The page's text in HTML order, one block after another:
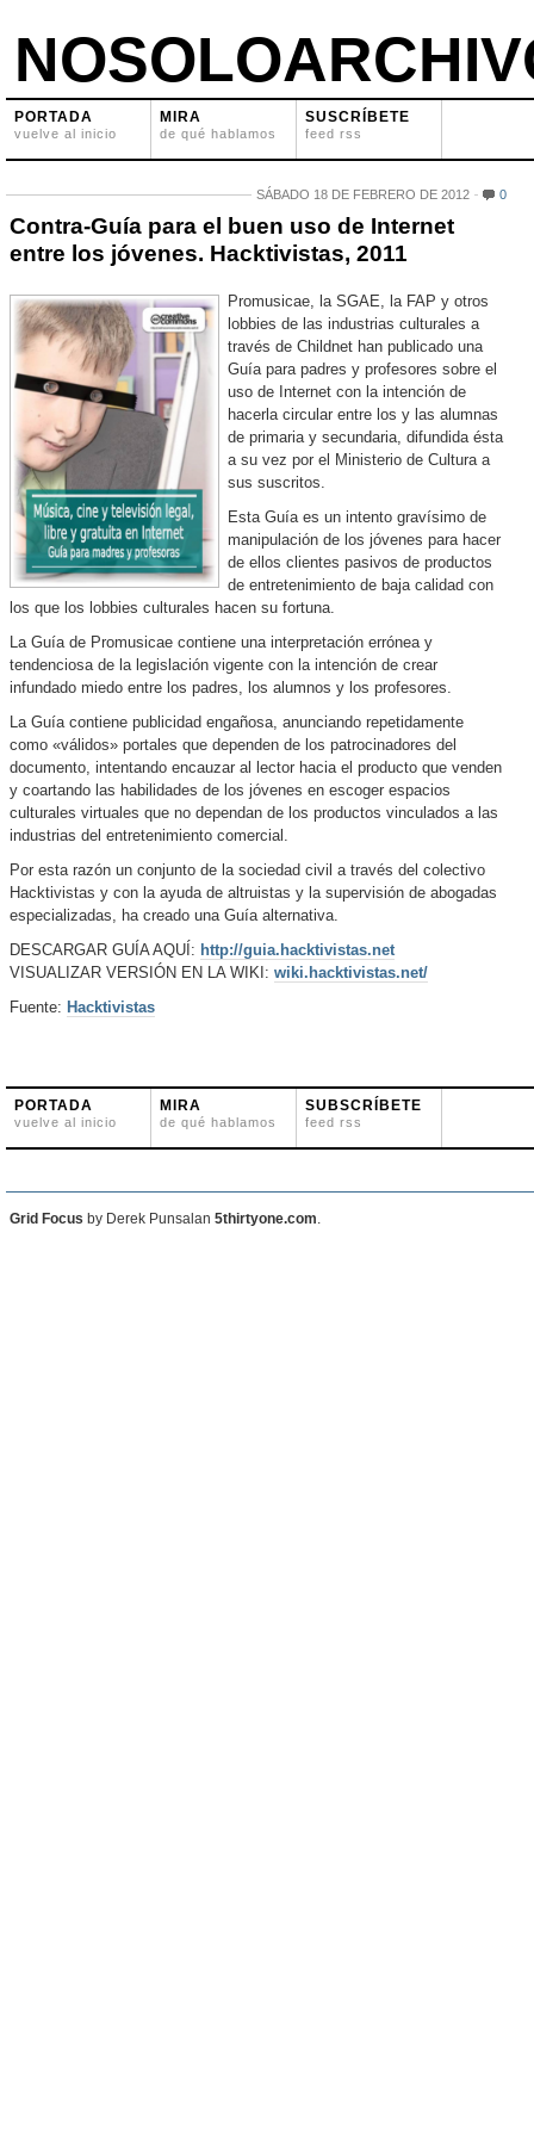
PORTADA
vuelve al inicio
MIRA
de qué hablamos
SUSCRÍBETE
feed rss
SÁBADO 18 DE FEBRERO DE 2012 0
Contra-Guía para el buen uso de Internet
entre los jóvenes. Hacktivistas, 2011
Promusicae, la SGAE, la FAP y otros
lobbies de las industrias culturales a
través de Childnet han publicado una
Guía para padres y profesores sobre el
uso de Internet con la intención de
hacerla circular entre los y las alumnas
de primaria y secundaria, difundida ésta
a su vez por el Ministerio de Cultura a
sus suscritos.
Esta Guía es un intento gravísimo de
manipulación de los jóvenes para hacer
de ellos clientes pasivos de productos
de entretenimiento de baja calidad con
los que los lobbies culturales hacen su fortuna.
La Guía de Promusicae contiene una interpretación errónea y
tendenciosa de la legislación vigente con la intención de crear
infundado miedo entre los padres, los alumnos y los profesores.
La Guía contiene publicidad engañosa, anunciando repetidamente
como «válidos» portales que dependen de los patrocinadores del
documento, intentando encauzar al lector hacia el producto que venden
y coartando las habilidades de los jóvenes en escoger espacios
culturales virtuales que no dependan de los productos vinculados a las
industrias del entretenimiento comercial.
Por esta razón un conjunto de la sociedad civil a través del colectivo
Hacktivistas y con la ayuda de altruistas y la supervisión de abogadas
especializadas, ha creado una Guía alternativa.
DESCARGAR GUÍA AQUÍ: http://guia.hacktivistas.net
VISUALIZAR VERSIÓN EN LA WIKI: wiki.hacktivistas.net/
Fuente: Hacktivistas
PORTADA
vuelve al inicio
MIRA
de qué hablamos
SUBSCRÍBETE
feed rss
Grid Focus by Derek Punsalan 5thirtyone.com.